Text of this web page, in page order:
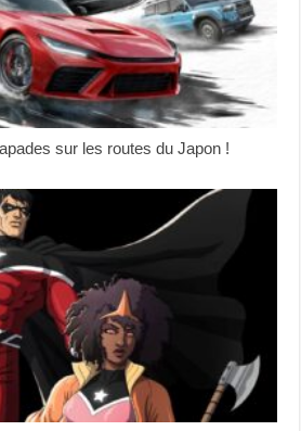
sur les routes du Japon !